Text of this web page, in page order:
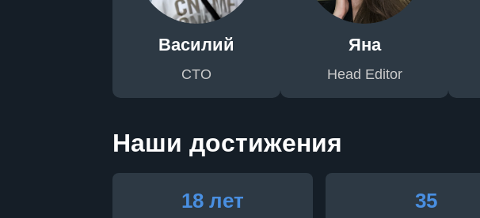
Василий
CTO
Яна
Head Editor
Наши достижения
18 лет 35